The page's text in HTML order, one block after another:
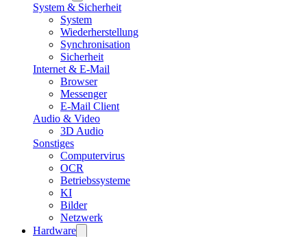
System & Sicherheit
System
Wiederherstellung
Synchronisation
Sicherheit
Internet & E-Mail
Browser
Messenger
E-Mail Client
Audio & Video
3D Audio
Sonstiges
Computervirus
OCR
Betriebssysteme
KI
Bilder
Netzwerk
Hardware